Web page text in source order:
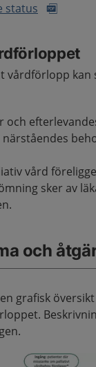
status
vårdförlopp kan
och
vård
sker av
och
grafisk